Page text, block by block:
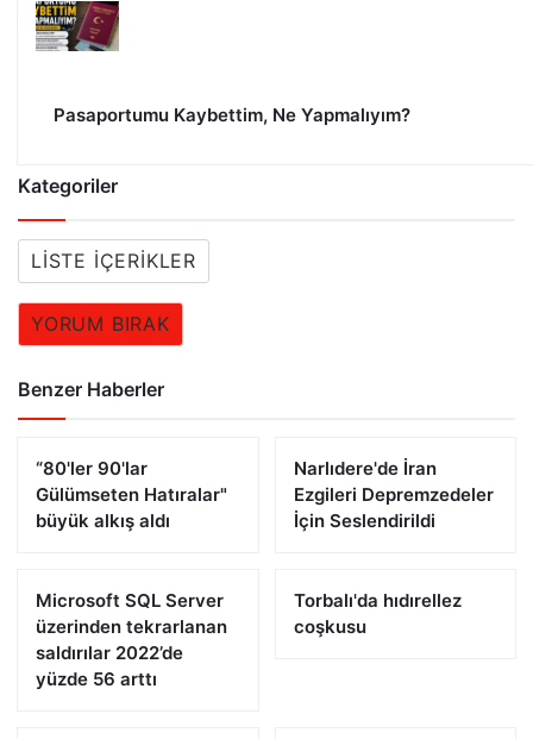
Pasaportumu Kaybettim, Ne Yapmalıyım?
Kategoriler
LISTE İÇERIKLER
YORUM BIRAK
Benzer Haberler
“80'ler 90'lar
Gülümseten Hatıralar"
büyük alkış aldı
Narlıdere'de İran
Ezgileri Depremzedeler
İçin Seslendirildi
Microsoft SQL Server
üzerinden tekrarlanan
saldırılar 2022’de
yüzde 56 arttı
Torbalı'da hıdırellez
coşkusu